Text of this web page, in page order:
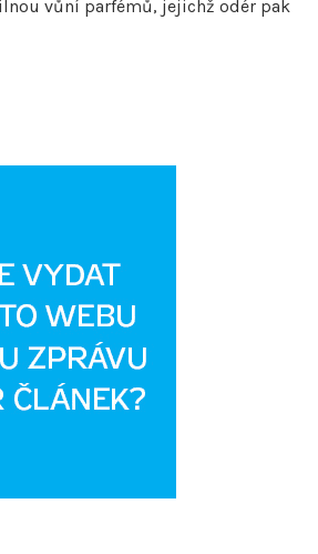
vůní parfémů, jejichž odér pak